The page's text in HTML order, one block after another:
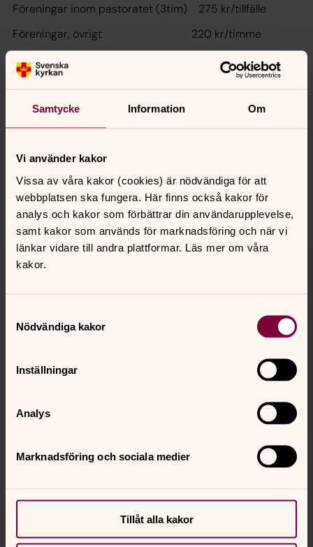
Samtycke Information Om
Vi använder kakor
Vissa av våra kakor (cookies) är nödvändiga för att
webbplatsen ska fungera. Här finns också kakor för
analys och kakor som förbättrar din användarupplevelse,
samt kakor som används för marknadsföring och när vi
länkar vidare till andra plattformar. Läs mer om våra
kakor.
Nödvändiga kakor
Inställningar
Analys
Marknadsföring och sociala medier
Tillåt alla kakor
Föreningar inom pastoratet (3tim) 275 kr/tillfälle
Föreningar, övrigt 220 kr/timme
Synpunkter eller frågor på sidans
innehåll?
rasbo.pastorat@svenskakyrkan.se
Dela
Tillbaka till toppen
Tillbaka till innehållet
Kontakt
Kalender
Hitta snabbt